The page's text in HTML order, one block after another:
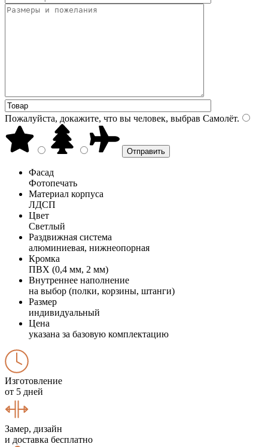
Пожалуйста, докажите, что вы человек, выбрав Самолёт.
Фасад
Фотопечать
Материал корпуса
ЛДСП
Цвет
Светлый
Раздвижная система
алюминиевая, нижнеопорная
Кромка
ПВХ (0,4 мм, 2 мм)
Внутреннее наполнение
на выбор (полки, корзины, штанги)
Размер
индивидуальный
Цена
указана за базовую комплектацию
Изготовление
от 5 дней
Замер, дизайн
и доставка бесплатно